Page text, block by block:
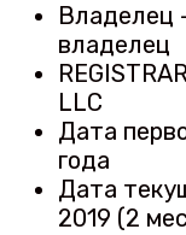
Владелец
владелец
LLC
Дата
года
Дата
2019 (2